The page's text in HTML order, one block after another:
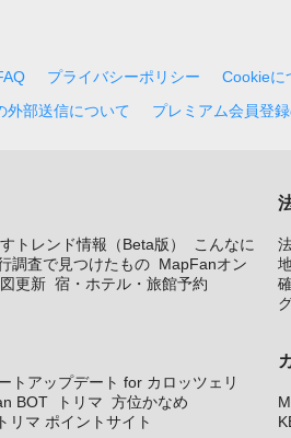
プライバシーポリシー
Cookieに
外部送信について プレミアム会員登
トレンド情報（Beta版）
こんなに
調査で見つけたもの MapFanオン
更新 宿・ホテル・旅館予約
トアップデート for カロッツェリ
BOT トリマ 方位かなめ
トリマ ポイントサイト